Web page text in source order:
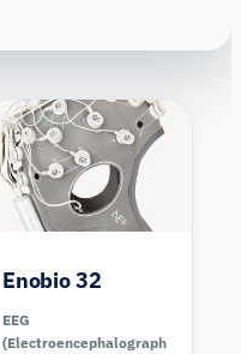
Enobio 32
EEG
(Electroencephalograph